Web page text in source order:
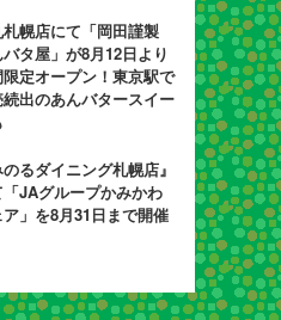
幌店にて「岡田謹製
タ屋」が8月12日より
定オープン！東京駅で
出のあんバタースイー
のるダイニング札幌店』
「JAグループかみかわ
ア」を8月31日まで開催